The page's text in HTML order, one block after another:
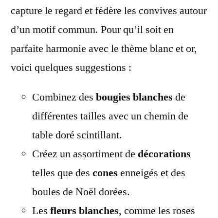
capture le regard et fédère les convives autour
d’un motif commun. Pour qu’il soit en
parfaite harmonie avec le thème blanc et or,
voici quelques suggestions :
Combinez des bougies blanches de
différentes tailles avec un chemin de
table doré scintillant.
Créez un assortiment de décorations
telles que des cones enneigés et des
boules de Noël dorées.
Les fleurs blanches, comme les roses